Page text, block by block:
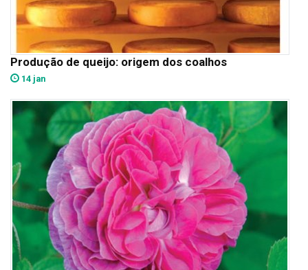
Produção de queijo: origem dos coalhos
14 jan